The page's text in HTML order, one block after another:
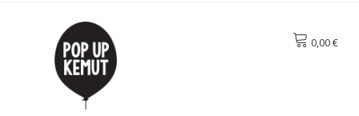
0,00 €